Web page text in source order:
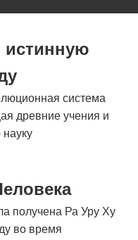
истинную
система
древние учения и
получена Ра Уру Ху
во время